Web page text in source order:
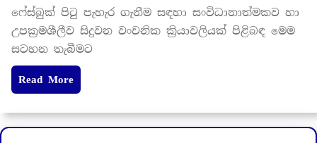
ෆේස්බුක් පිටු පැහැර ගැනීම සඳහා සංවිධානාත්මකව හා
උපක්‍රමශීලීව සිදුවන වංචනික ක්‍රියාවලියක් පිළිබඳ මෙම
සටහන තැබීමට
Read More